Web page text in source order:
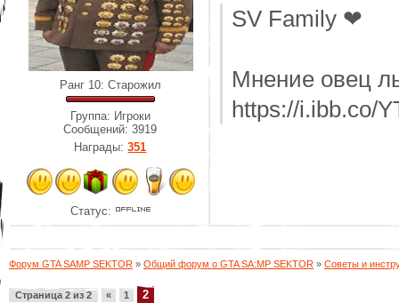
Ранг 10: Старожил
Группа: Игроки
Сообщений:3919
Награды:351
Статус:
SV Family ❤
Мнение овец
https://i.ibb.co/
Форум GTA SAMP SEKTOR » Общий форум о GTA SA:MP SEKTOR » Советы и
Страница 2 из 2 « 1 2